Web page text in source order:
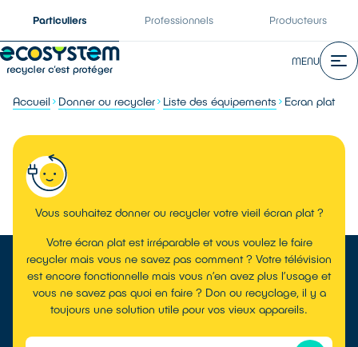
Particuliers Professionnels Producteurs
MENU
Accueil Donner ou recycler Liste des équipements Ecran plat
Vous souhaitez donner ou recycler votre vieil écran plat ?
Votre écran plat est irréparable et vous voulez le faire
recycler mais vous ne savez pas comment ? Votre télévision
est encore fonctionnelle mais vous n’en avez plus l’usage et
vous ne savez pas quoi en faire ? Don ou recyclage, il y a
toujours une solution utile pour vos vieux appareils.